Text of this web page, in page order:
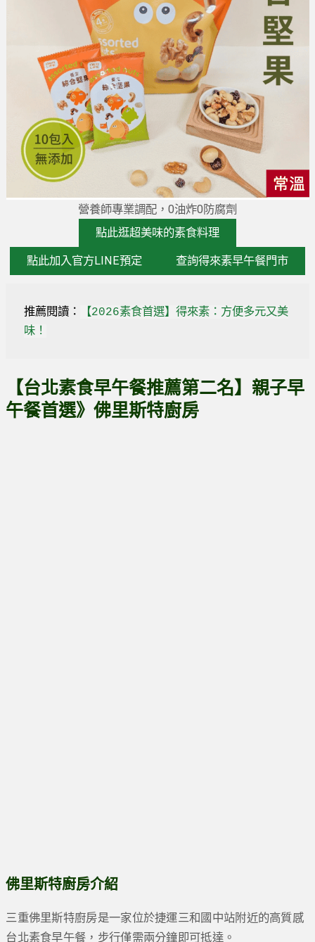
營養師專業調配，0油炸0防腐劑
點此逛超美味的素食料理
點此加入官方LINE預定 查詢得來素早午餐門市
推薦閱讀：
【2026素食首選】得來素：方便多元又美
味！
【台北素食早午餐推薦第二名】親子早
午餐首選》佛里斯特廚房
佛里斯特廚房介紹
三重佛里斯特廚房是一家位於捷運三和國中站附近的高質感
台北素食早午餐，步行僅需兩分鐘即可抵達。